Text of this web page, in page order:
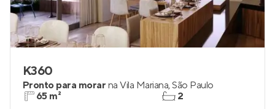
K360
Pronto para morar na Vila Mariana,São Paulo
65 m²
2